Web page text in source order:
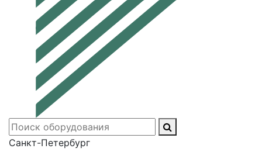
Санкт-Петербург